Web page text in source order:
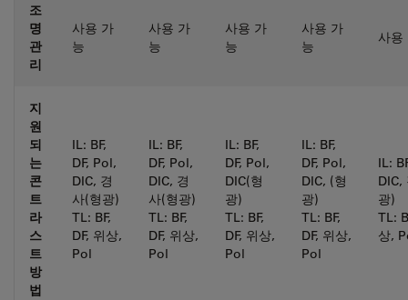
조
명
관
리
사용 가
능
사용 가
능
사용 가
능
사용 가
능
사용
지
원
되
는
콘
트
라
스
트
방
법
IL: BF,
DF, Pol,
DIC, 경
사(형광)
TL: BF,
DF, 위상,
Pol
IL: BF,
DF, Pol,
DIC, 경
사(형광)
TL: BF,
DF, 위상,
Pol
IL: BF,
DF, Pol,
DIC(형
광)
TL: BF,
DF, 위상,
Pol
IL: BF,
DF, Pol,
DIC, (형
광)
TL: BF,
DF, 위상,
Pol
IL:
DIC,
광)
TL:
상,